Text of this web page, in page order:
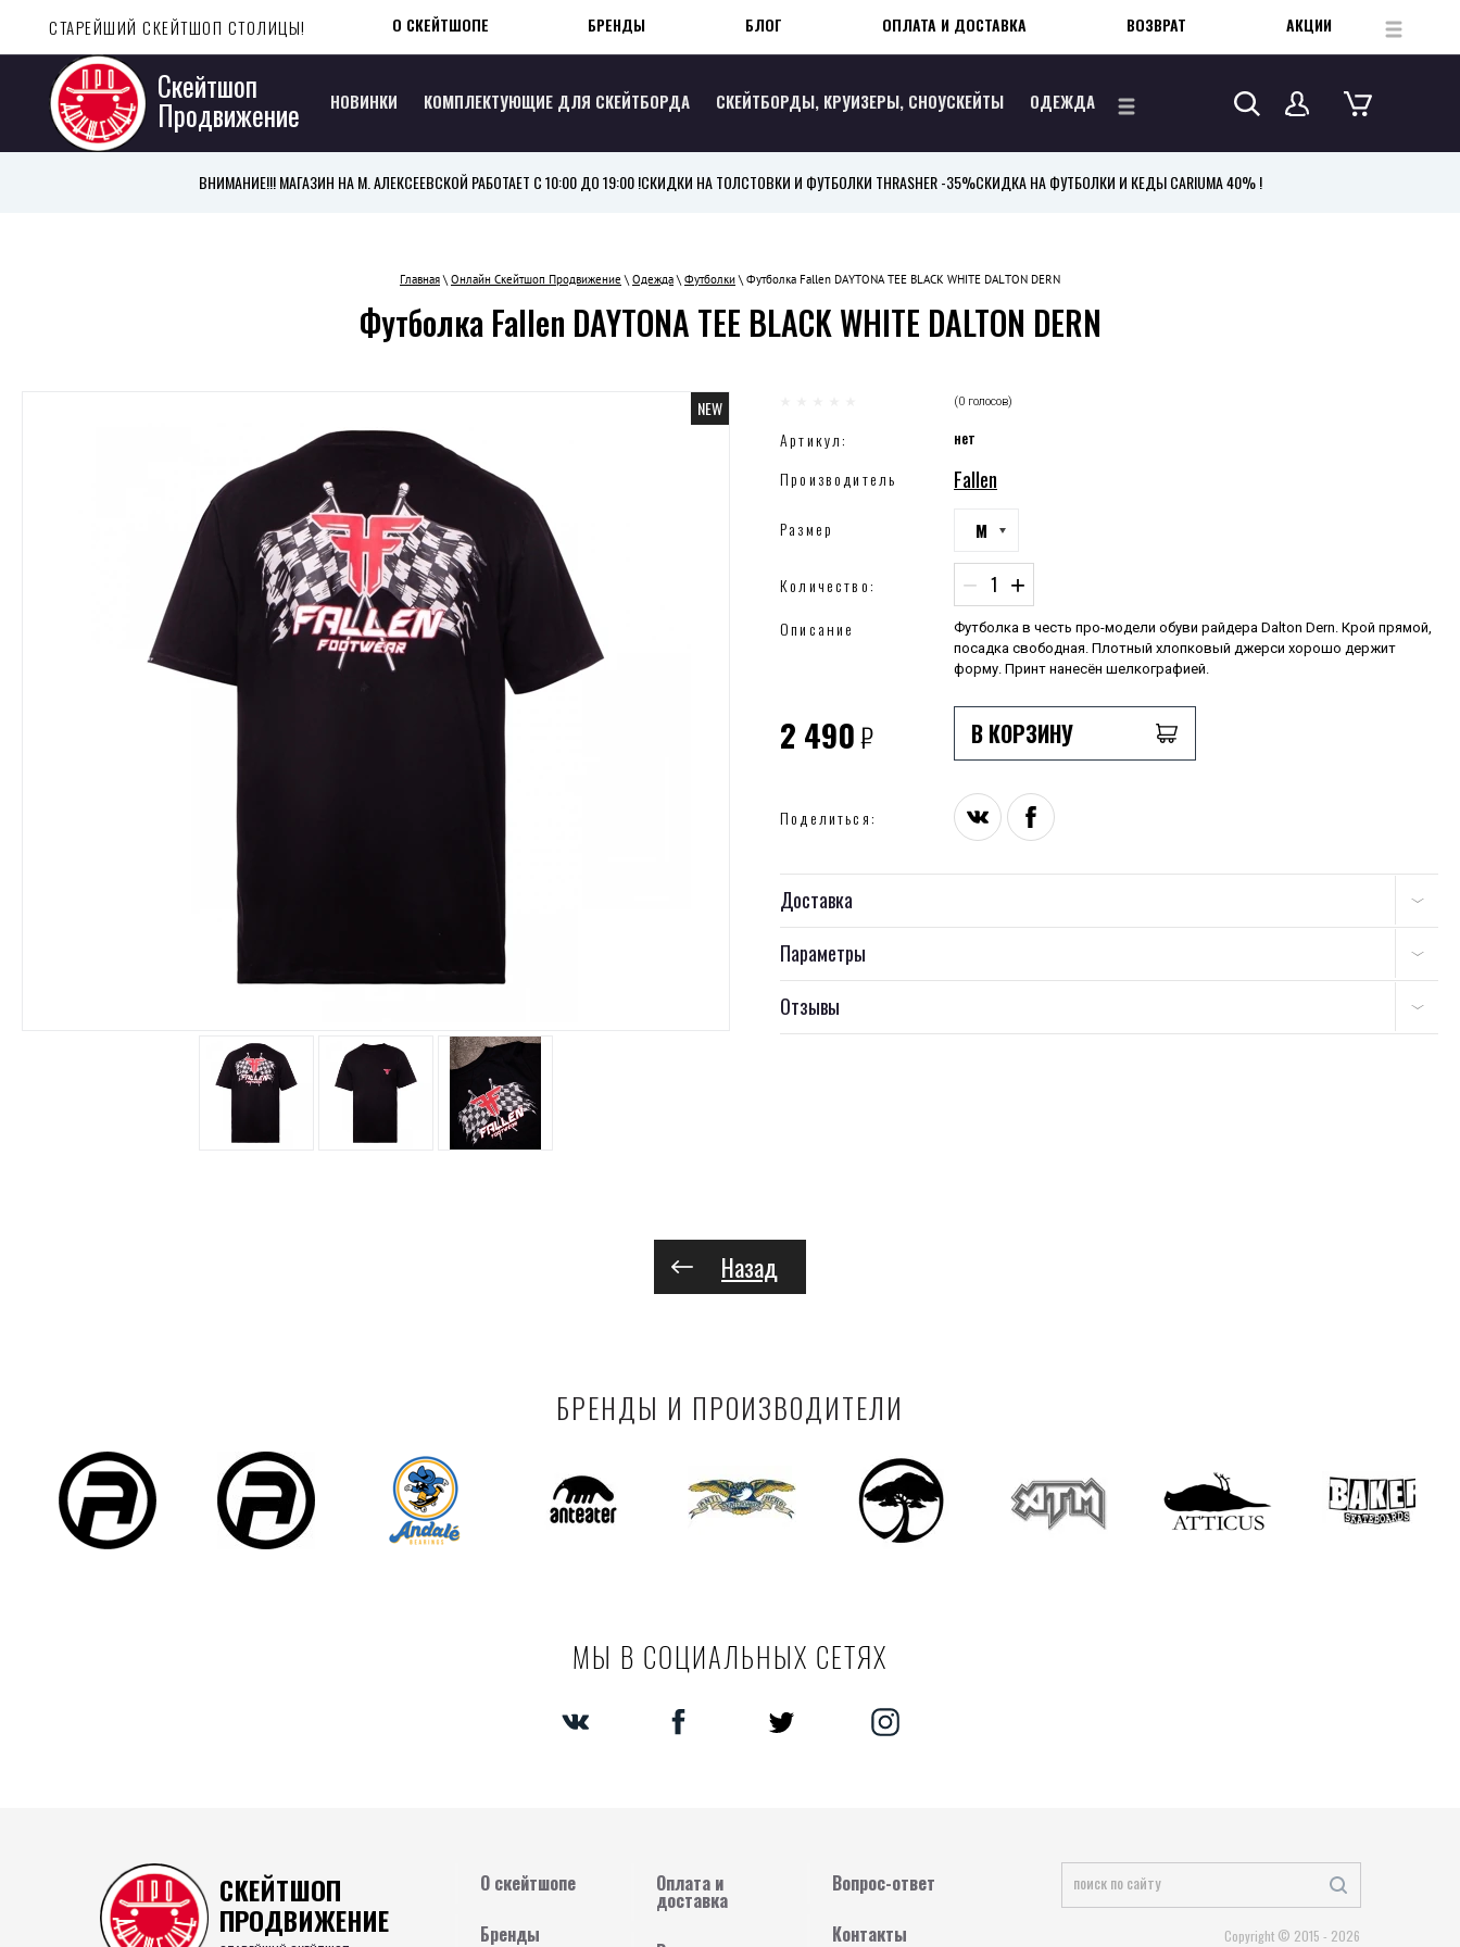
СТАРЕЙШИЙ СКЕЙТШОП СТОЛИЦЫ! О СКЕЙТШОПЕ БРЕНДЫ БЛОГ ОПЛАТА И ДОСТАВКА ВОЗВРАТ АКЦИИ ...
Скейтшоп
Продвижение НОВИНКИ КОМПЛЕКТУЮЩИЕ ДЛЯ СКЕЙТБОРДА СКЕЙТБОРДЫ, КРУИЗЕРЫ, СНОУСКЕЙТЫ ОДЕЖДА ...
ВНИМАНИЕ!!! МАГАЗИН НА М. АЛЕКСЕЕВСКОЙ РАБОТАЕТ С 10:00 ДО 19:00 !СКИДКИ НА ТОЛСТОВКИ И ФУТБОЛКИ THRASHER -35%СКИДКА НА ФУТБОЛКИ И КЕДЫ CARIUMA 40% !
Главная\ Онлайн Скейтшоп Продвижение \ Одежда\ Футболки\ Футболка Fallen DAYTONA TEE BLACK WHITE DALTON DERN
Футболка Fallen DAYTONA TEE BLACK WHITE DALTON DERN
NEW (0 голосов)
Артикул: нет
Производитель Fallen
Размер M
Количество: − +
Описание
Футболка в честь про-модели обуви райдера Dalton Dern. Крой прямой,
посадка свободная. Плотный хлопковый джерси хорошо держит
форму. Принт нанесён шелкографией.
2 490₽ В КОРЗИНУ
Поделиться:
Доставка
Параметры
Отзывы
Назад
БРЕНДЫ И ПРОИЗВОДИТЕЛИ
МЫ В СОЦИАЛЬНЫХ СЕТЯХ
СКЕЙТШОП
ПРОДВИЖЕНИЕ
О скейтшопе
Бренды
Оплата и
доставка
Вопрос-ответ
Контакты
Copyright © 2015 - 2026